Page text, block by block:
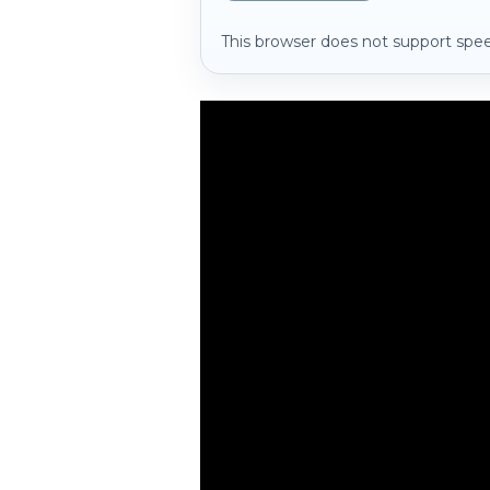
This browser does not support